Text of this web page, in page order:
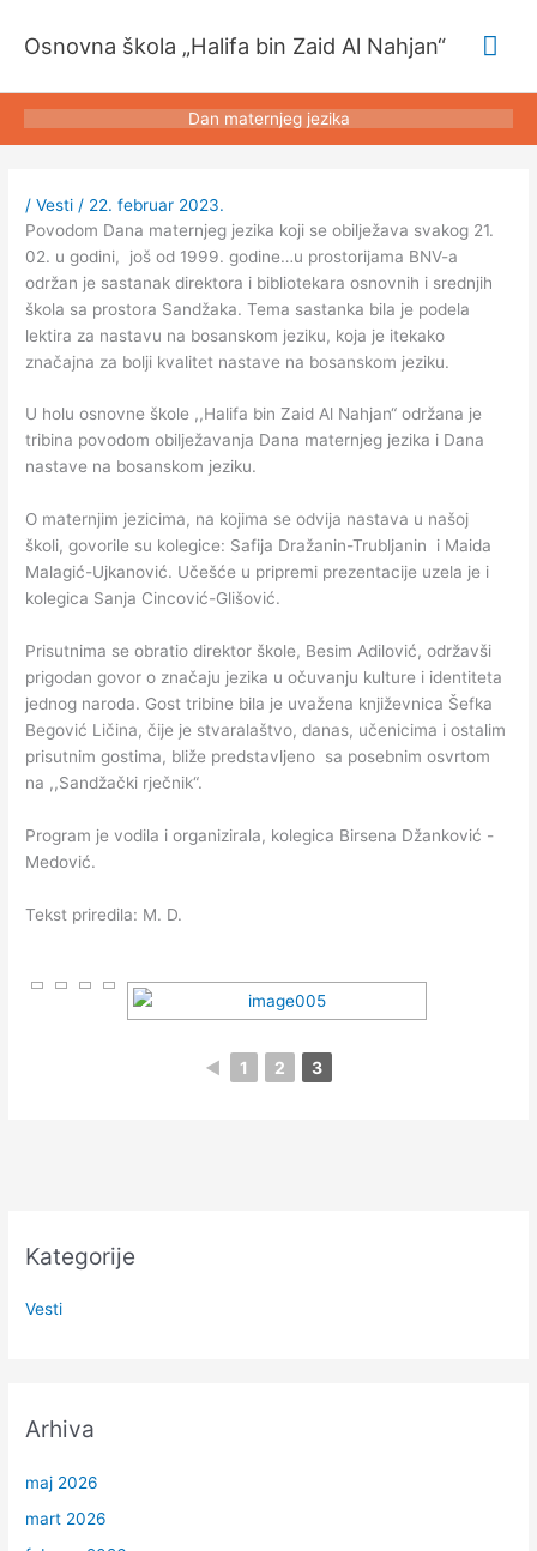
Osnovna škola „Halifa bin Zaid Al Nahjan“
Dan maternjeg jezika
/Vesti / 22. februar 2023.
Povodom Dana maternjeg jezika koji se obilježava svakog 21.
02. u godini, još od 1999. godine…u prostorijama BNV-a
održan je sastanak direktora i bibliotekara osnovnih i srednjih
škola sa prostora Sandžaka. Tema sastanka bila je podela
lektira za nastavu na bosanskom jeziku, koja je itekako
značajna za bolji kvalitet nastave na bosanskom jeziku.
U holu osnovne škole ,,Halifa bin Zaid Al Nahjan“ održana je
tribina povodom obilježavanja Dana maternjeg jezika i Dana
nastave na bosanskom jeziku.
O maternjim jezicima, na kojima se odvija nastava u našoj
školi, govorile su kolegice: Safija Dražanin-Trubljanin i Maida
Malagić-Ujkanović. Učešće u pripremi prezentacije uzela je i
kolegica Sanja Cincović-Glišović.
Prisutnima se obratio direktor škole, Besim Adilović, održavši
prigodan govor o značaju jezika u očuvanju kulture i identiteta
jednog naroda. Gost tribine bila je uvažena književnica Šefka
Begović Ličina, čije je stvaralaštvo, danas, učenicima i ostalim
prisutnim gostima, bliže predstavljeno sa posebnim osvrtom
na ,,Sandžački rječnik“.
Program je vodila i organizirala, kolegica Birsena Džanković -
Medović.
Tekst priredila: M. D.
◄ 1 2 3
Kategorije
Vesti
Arhiva
maj 2026
mart 2026